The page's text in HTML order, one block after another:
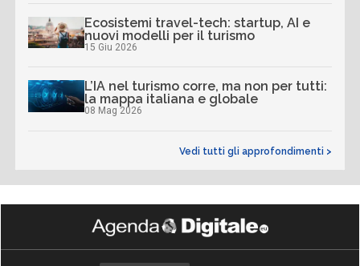
Ecosistemi travel-tech: startup, AI e
nuovi modelli per il turismo
15 Giu 2026
L’IA nel turismo corre, ma non per tutti:
la mappa italiana e globale
08 Mag 2026
Vedi tutti gli approfondimenti >